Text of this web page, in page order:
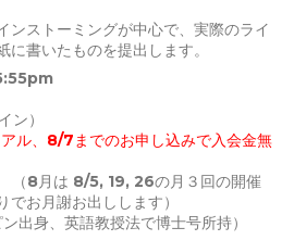
ンストーミングが中心で、実際のライ
書いたものを提出します。
）
ル、8/7までのお申し込みで入会金無
8月は 8/5, 19, 26の月３回の開催
お月謝お出しします）
出身、英語教授法で博士号所持）